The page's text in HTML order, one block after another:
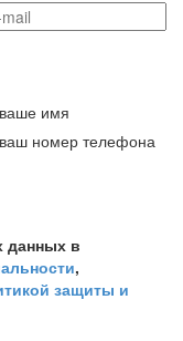
имя
номер телефона
данных в
,
защиты и